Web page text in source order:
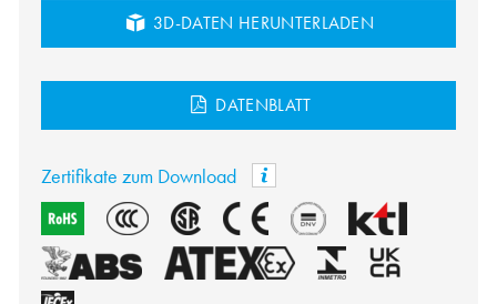
3D-DATEN HERUNTERLADEN
DATENBLATT
Zertifikate zum Download